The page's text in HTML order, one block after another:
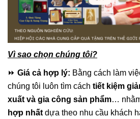
Vì sao chọn chúng tôi?
⏩ Giá cả hợp lý: Bằng cách làm
chúng tôi luôn tìm cách tiết kiệm
xuất và gia công sản phẩm…
hợp nhất dựa theo nhu cầu khách